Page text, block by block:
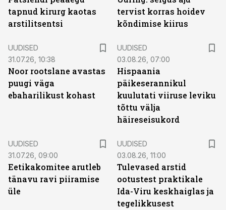
tapnud kirurg kaotas
arstilitsentsi
tervist korras hoidev
kõndimise kiirus
UUDISED
31.07.26, 10:38
Noor rootslane avastas
puugi väga
ebaharilikust kohast
UUDISED
03.08.26, 07:00
Hispaania
päikeserannikul
kuulutati viiruse leviku
tõttu välja
häireseisukord
UUDISED
31.07.26, 09:00
Eetikakomitee arutleb
tänavu ravi piiramise
üle
UUDISED
03.08.26, 11:00
Tulevased arstid
ootustest praktikale
Ida-Viru keskhaiglas ja
tegelikkusest